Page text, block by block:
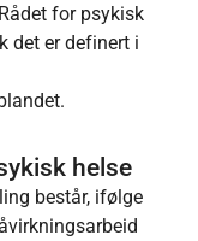
for psykisk
det er definert i
helse
består, ifølge